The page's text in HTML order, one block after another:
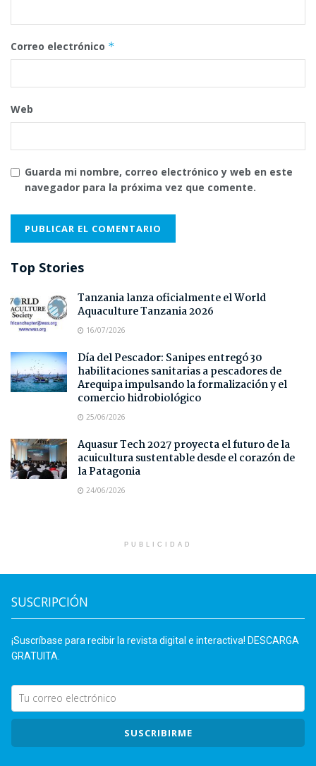
Correo electrónico *
Web
Guarda mi nombre, correo electrónico y web en este
navegador para la próxima vez que comente.
Top Stories
Tanzania lanza oficialmente el World
Aquaculture Tanzania 2026
16/07/2026
Día del Pescador: Sanipes entregó 30
habilitaciones sanitarias a pescadores de
Arequipa impulsando la formalización y el
comercio hidrobiológico
25/06/2026
Aquasur Tech 2027 proyecta el futuro de la
acuicultura sustentable desde el corazón de
la Patagonia
24/06/2026
PUBLICIDAD
SUSCRIPCIÓN
¡Suscríbase para recibir la revista digital e interactiva! DESCARGA
GRATUITA.
SUSCRIBIRME